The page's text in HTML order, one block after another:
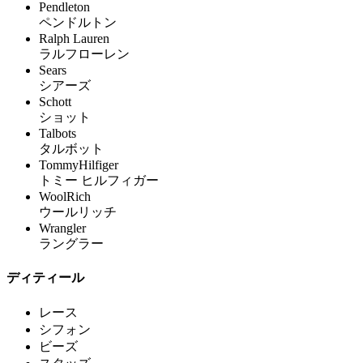
Pendleton
ペンドルトン
Ralph Lauren
ラルフローレン
Sears
シアーズ
Schott
ショット
Talbots
タルボット
TommyHilfiger
トミー ヒルフィガー
WoolRich
ウールリッチ
Wrangler
ラングラー
ディティール
レース
シフォン
ビーズ